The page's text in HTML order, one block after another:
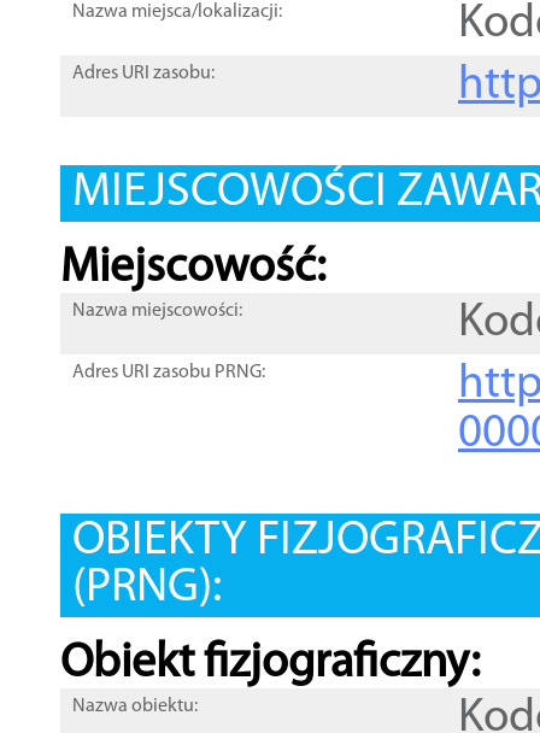
Nazwa miejsca/lokalizacji:
Adres URI zasobu:
MIEJSCOWOŚCI
Miejscowość:
Nazwa miejscowości:
Adres URI zasobu PRNG:
OBIEKTY
(PRNG):
Obiekt fizjograficzny:
Nazwa obiektu: